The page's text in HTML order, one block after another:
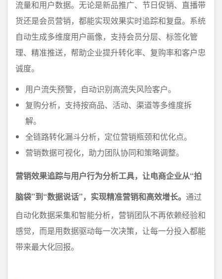
流量和用户数据。无论是新品推广、节日促销、直播带
货还是会员营销，都能实现效果实时追踪和复盘。系统
自动生成多维度用户画像，支持会员分层、标签化管
理、精准推送，帮助企业提升转化率、复购率和客户忠
诚度。
用户流失预警，自动识别高流失风险客户。
复购分析，支持按商品、活动、渠道等多维度拆
解。
全链路转化漏斗分析，定位营销瓶颈和优化点。
营销数据可视化，助力团队协同和策略调整。
营销效果追踪与用户行为分析工具，让电商企业从“拍
脑袋”到“数据说话”，实现精准营销和高效增长。 通过
自动化数据采集和智能分析，营销团队不再依赖经验和
感觉，而是用数据驱动每一次决策，让每一分投入都能
带来最大化回报。